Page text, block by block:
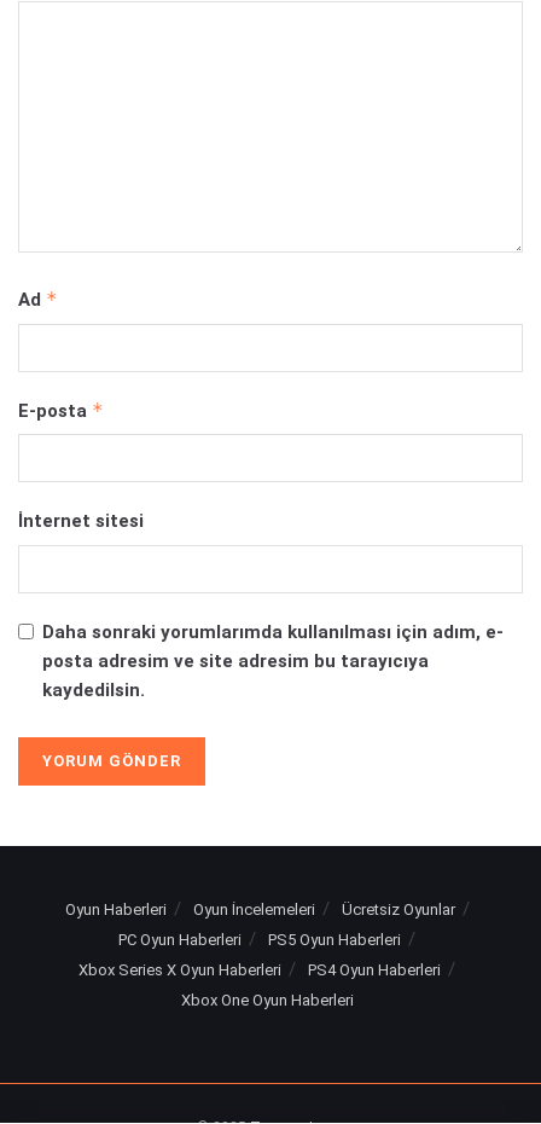
Ad *
E-posta *
İnternet sitesi
Daha sonraki yorumlarımda kullanılması için adım, e-
posta adresim ve site adresim bu tarayıcıya
kaydedilsin.
Oyun Haberleri Oyun İncelemeleri
Ücretsiz Oyunlar
PC Oyun Haberleri
PS5 Oyun Haberleri
Xbox Series X Oyun Haberleri
PS4 Oyun Haberleri
Xbox One Oyun Haberleri